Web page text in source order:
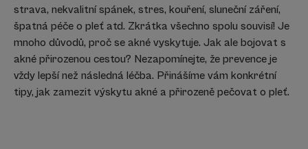
strava, nekvalitní spánek, stres, kouření, sluneční záření,
špatná péče o pleť atd. Zkrátka všechno spolu souvisí! Je
mnoho důvodů, proč se akné vyskytuje. Jak ale bojovat s
akné přirozenou cestou? Nezapomínejte, že prevence je
vždy lepší než následná léčba. Přinášíme vám konkrétní
tipy, jak zamezit výskytu akné a přirozeně pečovat o pleť.